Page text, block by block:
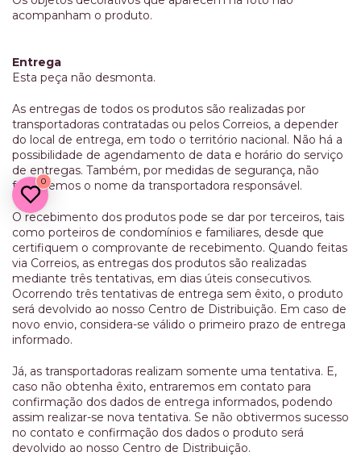
acompanham o produto.
Entrega
Esta peça não desmonta.
As entregas de todos os produtos são realizadas por
transportadoras contratadas ou pelos Correios, a depender
do local de entrega, em todo o território nacional. Não há a
possibilidade de agendamento de data e horário do serviço
de entregas. Também, por medidas de segurança, não
fornecemos o nome da transportadora responsável.
O recebimento dos produtos pode se dar por terceiros, tais
como porteiros de condomínios e familiares, desde que
certifiquem o comprovante de recebimento. Quando feitas
via Correios, as entregas dos produtos são realizadas
mediante três tentativas, em dias úteis consecutivos.
Ocorrendo três tentativas de entrega sem êxito, o produto
será devolvido ao nosso Centro de Distribuição. Em caso de
novo envio, considera-se válido o primeiro prazo de entrega
informado.
Já, as transportadoras realizam somente uma tentativa. E,
caso não obtenha êxito, entraremos em contato para
confirmação dos dados de entrega informados, podendo
assim realizar-se nova tentativa. Se não obtivermos sucesso
no contato e confirmação dos dados o produto será
devolvido ao nosso Centro de Distribuição.
0